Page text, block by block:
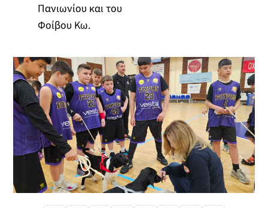
Πανιωνίου και του
Φοίβου Κω.